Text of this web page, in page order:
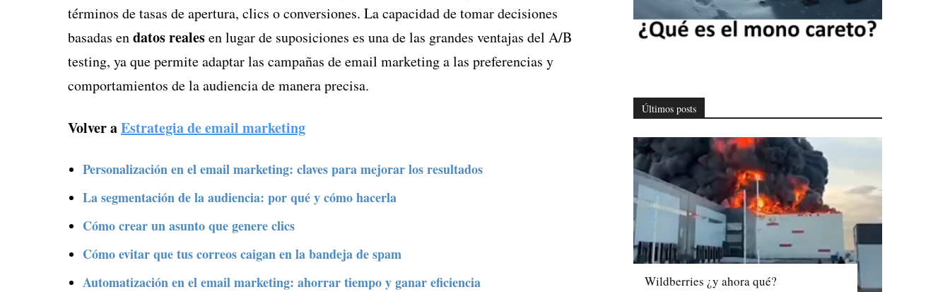
términos de tasas de apertura, clics o conversiones. La capacidad de tomar decisiones
basadas endatos realesen lugar de suposiciones es una de las grandes ventajas del A/B
testing, ya que permite adaptar las campañas de email marketing a las preferencias y
comportamientos de la audiencia de manera precisa.
Volver aEstrategia de email marketing
Personalización en el email marketing: claves para mejorar los resultados
La segmentación de la audiencia: por qué y cómo hacerla
Cómo crear un asunto que genere clics
Cómo evitar que tus correos caigan en la bandeja de spam
Automatización en el email marketing: ahorrar tiempo y ganar eficiencia
Últimos posts
Wildberries ¿y ahora qué?